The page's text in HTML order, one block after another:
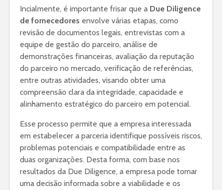
Incialmente, é importante frisar que a Due Diligence
de fornecedores envolve várias etapas, como
revisão de documentos legais, entrevistas com a
equipe de gestão do parceiro, análise de
demonstrações financeiras, avaliação da reputação
do parceiro no mercado, verificação de referências,
entre outras atividades, visando obter uma
compreensão clara da integridade, capacidade e
alinhamento estratégico do parceiro em potencial.
Esse processo permite que a empresa interessada
em estabelecer a parceria identifique possíveis riscos,
problemas potenciais e compatibilidade entre as
duas organizações. Desta forma, com base nos
resultados da Due Diligence, a empresa pode tomar
uma decisão informada sobre a viabilidade e os